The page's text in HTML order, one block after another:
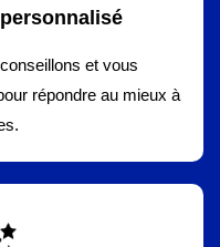
et vous
répondre au mieux à